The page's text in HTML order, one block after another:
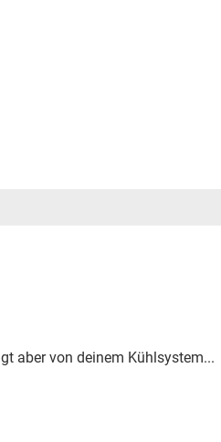
aber von deinem Kühlsystem...